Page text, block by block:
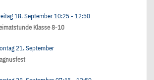
18. September10:25- 12:50
Klasse 8-10
21. September